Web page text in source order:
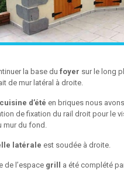
la base du foyer sur le long
de mur latéral à droite.
cuisine d’été en briques nous
de fixation du rail droit pour le
mur du fond.
latérale est soudée à droite.
de l’espace grill a été complété